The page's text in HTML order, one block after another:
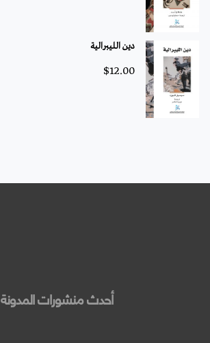
دين الليبرالية
$12.00
أحدث منشورات المدونة